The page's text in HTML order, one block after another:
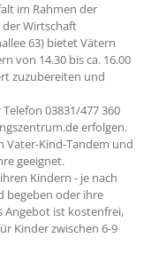
im Rahmen der
Wirtschaft
63) bietet Vätern
von 14.30 bis ca. 16.00
zuzubereiten und
03831/477 360
erfolgen.
Vater-Kind-Tandem und
geeignet.
Kindern - je nach
begeben oder ihre
Angebot ist kostenfrei,
Kinder zwischen 6-9